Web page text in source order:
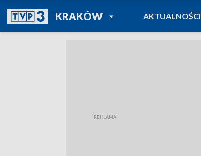
KRAKÓWPOWRÓT DO
TVP REGIONY
AKTUALNOŚCI